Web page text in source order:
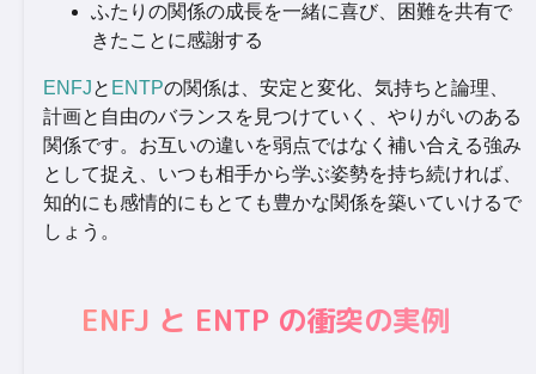
ふたりの関係の成長を一緒に喜び、困難を共有で
きたことに感謝する
ENFJと ENTPの関係は、安定と変化、気持ちと論理、
計画と自由のバランスを見つけていく、やりがいのある
関係です。お互いの違いを弱点ではなく補い合える強み
として捉え、いつも相手から学ぶ姿勢を持ち続ければ、
知的にも感情的にもとても豊かな関係を築いていけるで
しょう。
ENFJ と ENTP の衝突の実例